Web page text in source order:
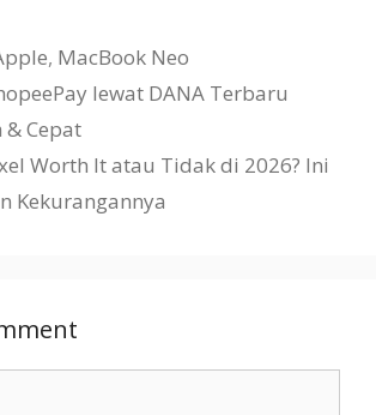
, MacBook Neo
lewat DANA Terbaru
Cepat
Worth It atau Tidak di 2026? Ini
Kekurangannya